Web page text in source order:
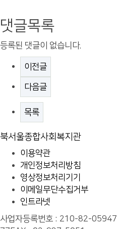
댓글목록
등록된 댓글이 없습니다.
이전글
다음글
목록
북서울종합사회복지관
이용약관
개인정보처리방침
영상정보처리기기
이메일무단수집거부
인트라넷
사업자등록번호 : 210-82-05947